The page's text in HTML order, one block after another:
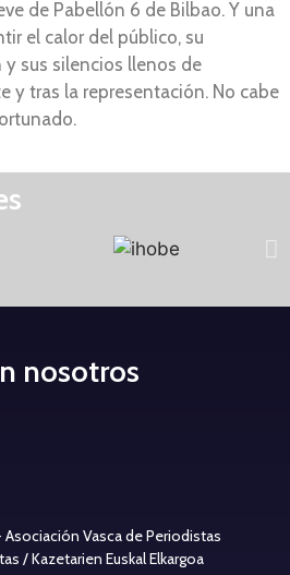
de Pabellón 6 de Bilbao. Y una
el calor del público, su
y sus silencios llenos de
y tras la representación. No cabe
nosotros
Asociación Vasca de Periodistas
/ Kazetarien Euskal Elkargoa